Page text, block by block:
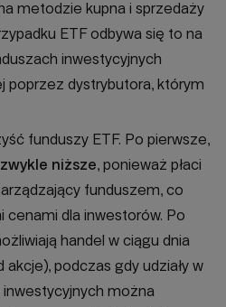
metodzie kupna i sprzedaży
ETF odbywa się to na
inwestycyjnych
poprzez dystrybutora, którym
funduszy ETF. Po pierwsze,
niższe, ponieważ płaci
funduszem, co
cenami dla inwestorów. Po
handel w ciągu dnia
akcje), podczas gdy udziały w
można